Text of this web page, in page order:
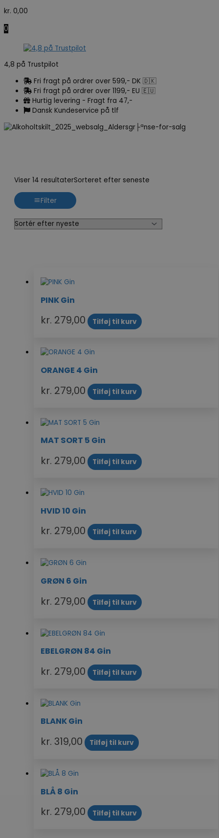
kr. 0,00
0
4,8 på Trustpilot
Fri fragt på ordrer over 599,- DK 🇩🇰
Fri fragt på ordrer over 1199,- EU 🇪🇺
Hurtig levering - Fragt fra 47,-
Dansk Kundeservice på tlf
Viser 14 resultaterSorteret efter seneste
Filter
PINK Gin
kr. 279,00 Tilføj til kurv
ORANGE 4 Gin
kr. 279,00 Tilføj til kurv
MAT SORT 5 Gin
kr. 279,00 Tilføj til kurv
HVID 10 Gin
kr. 279,00 Tilføj til kurv
GRØN 6 Gin
kr. 279,00 Tilføj til kurv
EBELGRØN 84 Gin
kr. 279,00 Tilføj til kurv
BLANK Gin
kr. 319,00 Tilføj til kurv
BLÅ 8 Gin
kr. 279,00 Tilføj til kurv